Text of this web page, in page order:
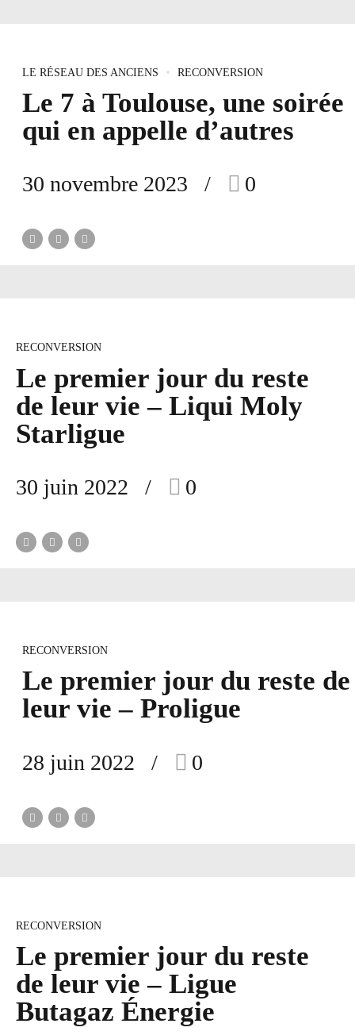
LE RÉSEAU DES ANCIENS RECONVERSION
Le 7 à Toulouse, une soirée
qui en appelle d’autres
30 novembre 2023 0
RECONVERSION
Le premier jour du reste
de leur vie – Liqui Moly
Starligue
30 juin 2022 0
RECONVERSION
Le premier jour du reste de
leur vie – Proligue
28 juin 2022 0
RECONVERSION
Le premier jour du reste
de leur vie – Ligue
Butagaz Énergie